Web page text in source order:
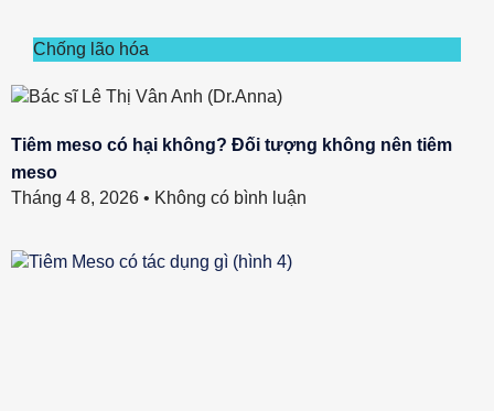
Chống lão hóa
Tiêm meso có hại không? Đối tượng không nên tiêm
meso
Tháng 4 8, 2026
Không có bình luận